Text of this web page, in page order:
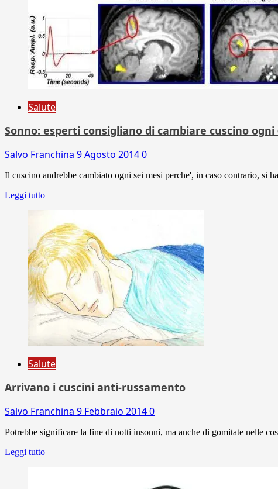
Salute
Sonno: esperti consigliano di cambiare cuscino ogni
Salvo Franchina 9 Agosto 20140
Il cuscino andrebbe cambiato ogni sei mesi perche', in caso contrario, si
Leggi tutto
Salute
Arrivano i cuscini anti-russamento
Salvo Franchina 9 Febbraio 20140
Potrebbe significare la fine di notti insonni, ma anche di gomitate nelle
Leggi tutto